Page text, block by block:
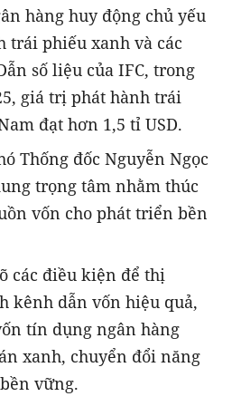
hàng huy động chủ yếu
trái phiếu xanh và các
số liệu của IFC, trong
giá trị phát hành trái
đạt hơn 1,5 tỉ USD.
Thống đốc Nguyễn Ngọc
trọng tâm nhằm thúc
vốn cho phát triển bền
các điều kiện để thị
kênh dẫn vốn hiệu quả,
tín dụng ngân hàng
xanh, chuyển đổi năng
vững.